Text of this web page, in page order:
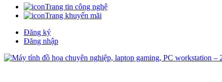
Trang tin công nghệ
Trang khuyến mãi
Đăng ký
Đăng nhập